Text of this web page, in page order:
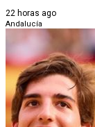
22 horas ago
Andalucía